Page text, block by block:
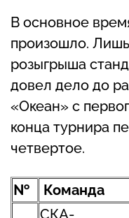
В основное
произошло.
розыгрыша
довел дело до
«Океан» с
конца турнира
четвертое.
№ Команда
СКА-